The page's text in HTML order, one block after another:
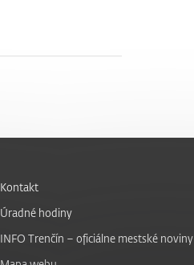
Kontakt
Úradné hodiny
INFO Trenčín – oficiálne mestské noviny